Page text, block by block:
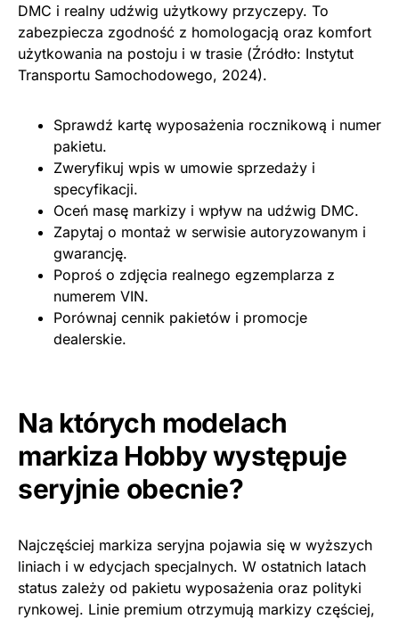
DMC i realny udźwig użytkowy przyczepy. To
zabezpiecza zgodność z homologacją oraz komfort
użytkowania na postoju i w trasie (Źródło: Instytut
Transportu Samochodowego, 2024).
Sprawdź kartę wyposażenia rocznikową i numer
pakietu.
Zweryfikuj wpis w umowie sprzedaży i
specyfikacji.
Oceń masę markizy i wpływ na udźwig DMC.
Zapytaj o montaż w serwisie autoryzowanym i
gwarancję.
Poproś o zdjęcia realnego egzemplarza z
numerem VIN.
Porównaj cennik pakietów i promocje
dealerskie.
Na których modelach
markiza Hobby występuje
seryjnie obecnie?
Najczęściej markiza seryjna pojawia się w wyższych
liniach i w edycjach specjalnych. W ostatnich latach
status zależy od pakietu wyposażenia oraz polityki
rynkowej. Linie premium otrzymują markizy częściej,